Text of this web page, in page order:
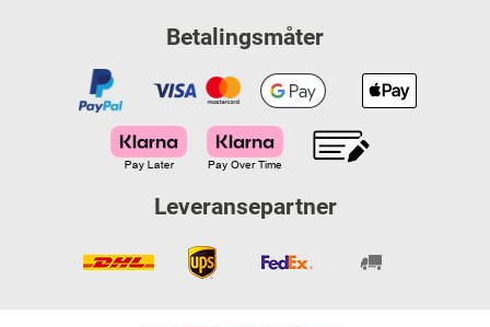
Betalingsmåter
Leveransepartner